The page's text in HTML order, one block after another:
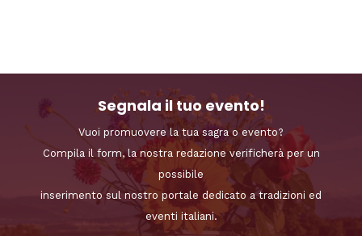
Segnala il tuo evento!
Vuoi promuovere la tua sagra o evento?
Compila il form, la nostra redazione verificherà per un
possibile
inserimento sul nostro portale dedicato a tradizioni ed
eventi italiani.